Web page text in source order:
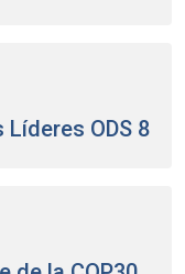
Líderes ODS 8